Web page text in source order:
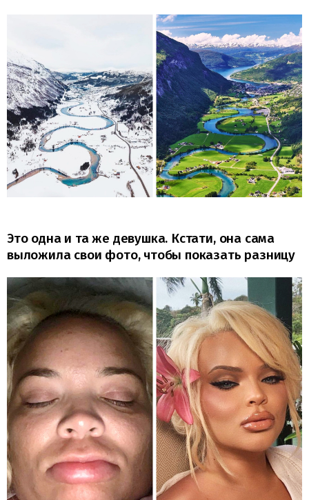
Это одна и та же девушка. Кстати, она сама
выложила свои фото, чтобы показать разницу